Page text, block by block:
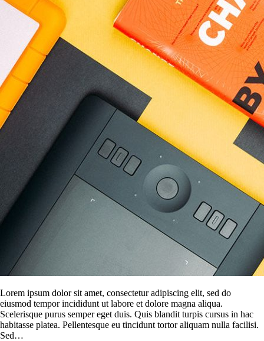
Lorem ipsum dolor sit amet, consectetur adipiscing elit, sed do
eiusmod tempor incididunt ut labore et dolore magna aliqua.
Scelerisque purus semper eget duis. Quis blandit turpis cursus in hac
habitasse platea. Pellentesque eu tincidunt tortor aliquam nulla facilisi.
Sed…